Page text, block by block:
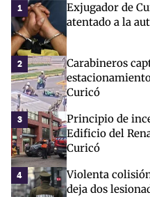
1
Exjugador de
atentado a la
2
Carabineros
Curicó
3
Principio de
Edificio del
Curicó
4
Violenta
deja dos